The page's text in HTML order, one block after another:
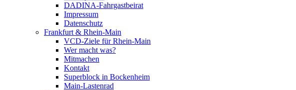
DADINA-Fahrgastbeirat
Impressum
Datenschutz
Frankfurt & Rhein-Main
VCD-Ziele für Rhein-Main
Wer macht was?
Mitmachen
Kontakt
Superblock in Bockenheim
Main-Lastenrad